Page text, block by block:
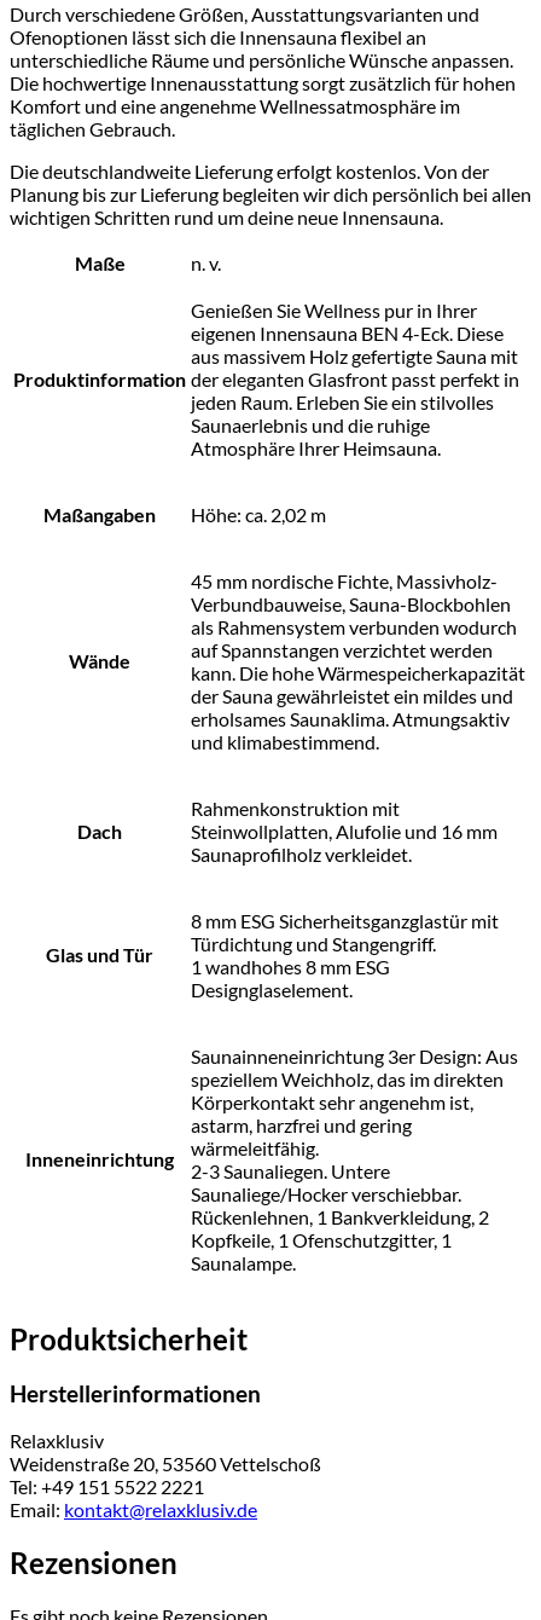
Durch verschiedene Größen, Ausstattungsvarianten und
Ofenoptionen lässt sich die Innensauna flexibel an
unterschiedliche Räume und persönliche Wünsche anpassen.
Die hochwertige Innenausstattung sorgt zusätzlich für hohen
Komfort und eine angenehme Wellnessatmosphäre im
täglichen Gebrauch.
Die deutschlandweite Lieferung erfolgt kostenlos. Von der
Planung bis zur Lieferung begleiten wir dich persönlich bei allen
wichtigen Schritten rund um deine neue Innensauna.
Maße
n. v.
Produktinformation
Genießen Sie Wellness pur in Ihrer
eigenen Innensauna BEN 4-Eck. Diese
aus massivem Holz gefertigte Sauna mit
der eleganten Glasfront passt perfekt in
jeden Raum. Erleben Sie ein stilvolles
Saunaerlebnis und die ruhige
Atmosphäre Ihrer Heimsauna.
Maßangaben Höhe: ca. 2,02 m
Wände
45 mm nordische Fichte, Massivholz-
Verbundbauweise, Sauna-Blockbohlen
als Rahmensystem verbunden wodurch
auf Spannstangen verzichtet werden
kann. Die hohe Wärmespeicherkapazität
der Sauna gewährleistet ein mildes und
erholsames Saunaklima. Atmungsaktiv
und klimabestimmend.
Dach
Rahmenkonstruktion mit
Steinwollplatten, Alufolie und 16 mm
Saunaprofilholz verkleidet.
Glas und Tür
8 mm ESG Sicherheitsganzglastür mit
Türdichtung und Stangengriff.
1 wandhohes 8 mm ESG
Designglaselement.
Inneneinrichtung
Saunainneneinrichtung 3er Design: Aus
speziellem Weichholz, das im direkten
Körperkontakt sehr angenehm ist,
astarm, harzfrei und gering
wärmeleitfähig.
2-3 Saunaliegen. Untere
Saunaliege/Hocker verschiebbar.
Rückenlehnen, 1 Bankverkleidung, 2
Kopfkeile, 1 Ofenschutzgitter, 1
Saunalampe.
Produktsicherheit
Herstellerinformationen
Relaxklusiv
Weidenstraße 20, 53560 Vettelschoß
Tel: +49 151 5522 2221
Email: kontakt@relaxklusiv.de
Rezensionen